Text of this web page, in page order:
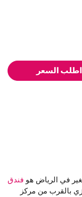
اطلب السعر
في الرياض هو فندق
بالقرب من مركز